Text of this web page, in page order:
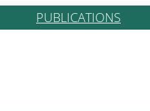
PUBLICATIONS